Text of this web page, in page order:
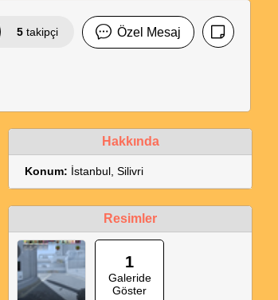
5 takipçi Özel Mesaj
Hakkında
Konum: İstanbul, Silivri
Resimler
1
Galeride
Göster